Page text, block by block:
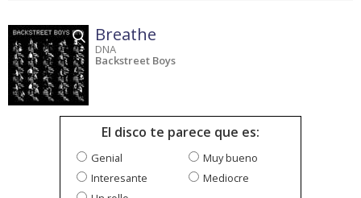
Breathe
DNA
Backstreet Boys
El disco te parece que es:
Genial
Muy bueno
Interesante
Mediocre